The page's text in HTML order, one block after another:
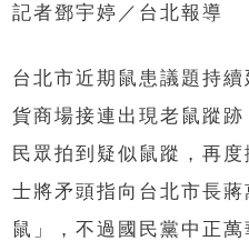
記者鄧宇婷／台北報導
台北市近期鼠患議題持
貨商場接連出現老鼠蹤
民眾拍到疑似鼠蹤，再
士將矛頭指向台北市長
鼠」，不過國民黨中正